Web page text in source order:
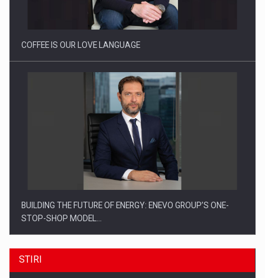
Investitii Digitalizare
COFFEE IS OUR LOVE LANGUAGE
BUILDING THE FUTURE OF ENERGY: ENEVO GROUP’S ONE-
STOP-SHOP MODEL…
STIRI